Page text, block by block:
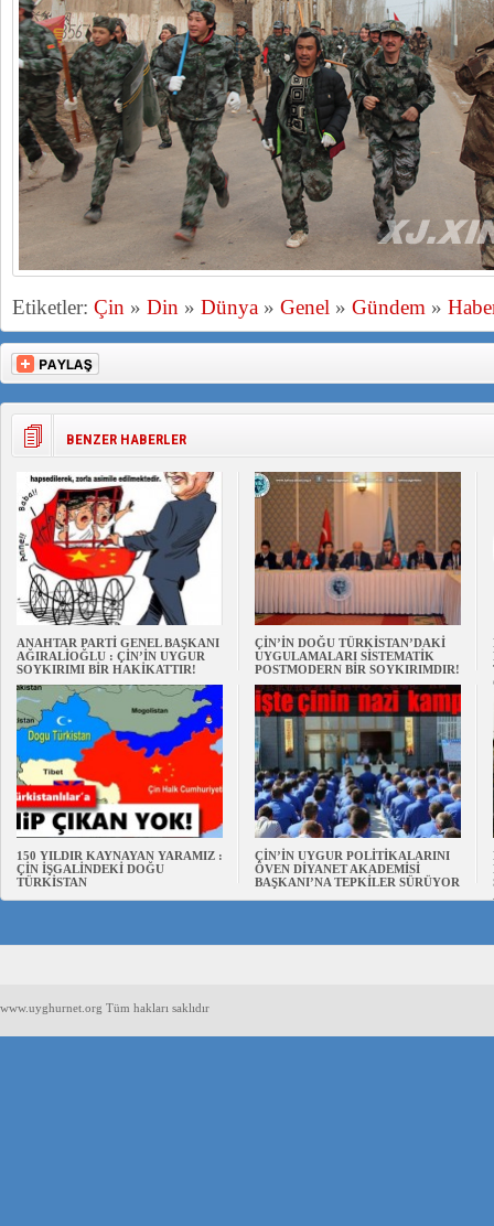
Etiketler: Çin » Din » Dünya » Genel » Gündem »
BENZER HABERLER
ANAHTAR PARTİ GENEL BAŞKANI
AĞIRALİOĞLU : ÇİN’İN UYGUR
SOYKIRIMI BİR HAKİKATTIR!
ÇİN’İN DOĞU TÜRKİSTAN’DAKİ
UYGULAMALARI SİSTEMATİK
POSTMODERN BİR SOYKIRIMDIR!
150 YILDIR KAYNAYAN YARAMIZ :
ÇİN İŞGALİNDEKİ DOĞU
TÜRKİSTAN
ÇİN’İN UYGUR POLİTİKALARINI
ÖVEN DİYANET AKADEMİSİ
BAŞKANI’NA TEPKİLER SÜRÜYOR
www.uyghurnet.org Tüm hakları saklıdır